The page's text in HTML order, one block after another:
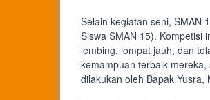
Selain kegiatan seni, SMAN
Siswa SMAN 15). Kompetisi
lembing, lompat jauh, dan
kemampuan terbaik
dilakukan oleh Bapak